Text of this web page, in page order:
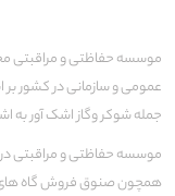
موسسه حفاظتی و مراقبتی
عمومی و سازمانی در کشور
جمله شوکر وگاز اشک آور
موسسه حفاظتی و مراقبتی
همچون صنوق فروش گاه های